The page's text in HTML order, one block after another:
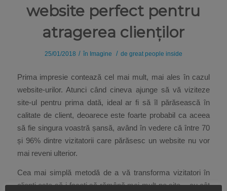
website perfect pentru
atragerea clienților
25/01/2018 / în Imagine / de great people inside
Prima impresie contează cel mai mult, mai ales în cazul
website-urilor. Atunci când cineva ajunge să vă viziteze
site-ul pentru prima dată, ideal ar fi să îl părăsească în
calitate de client, deoarece este foarte probabil ca aceea
să fie singura voastră șansă, având în vedere că între 70
și 96% dintre vizitatorii care părăsesc un website nu vor
mai reveni ulterior.
Cea mai simplă metodă de a vă transforma vizitatori în
clienți este să-i faceți să rămână mai mult pe site – cu cât